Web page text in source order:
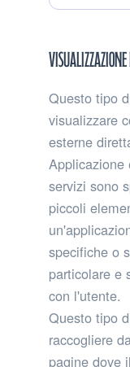
Questo tipo
visualizzare
esterne
Applicazione
servizi sono
piccoli
specifiche o
particolare e
con l'utente.
Questo tipo
raccogliere
pagine dove